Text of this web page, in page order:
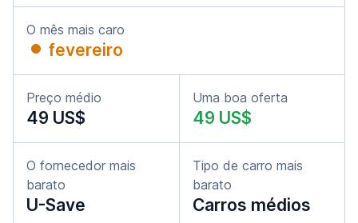
O mês mais caro
fevereiro
Preço médio
49 US$
Uma boa oferta
49 US$
O fornecedor mais
barato
U-Save
Tipo de carro mais
barato
Carros médios